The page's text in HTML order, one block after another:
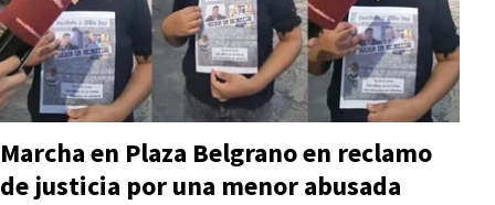
Marcha en Plaza Belgrano en reclamo
de justicia por una menor abusada